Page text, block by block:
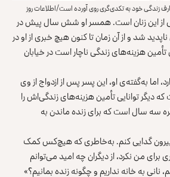
زندگی خود به تکدی‌گری روی آورده است/اطلاعات روز
از این زنان است. همسر او شش سال پیش در
شد و از آن زمان تا کنون هیچ خبری از او در
هزینه‌های زندگی ناچار است در خیابان
۲۸ ساله دارد، اما به‌گفته‌ی او، این پسر پس از ازدواج از وی
دیگر توانایی تأمین هزینه‌های زندگی‌اش را
سه سال است که برای زنده ماندن به
گدایی کنم. به‌خاطری که هیچ‌کس کمک
من نکرد، از دیگران چه امید می‌‌توانم
نانی به خانه نداریم و چگونه زنده بمانیم؟»